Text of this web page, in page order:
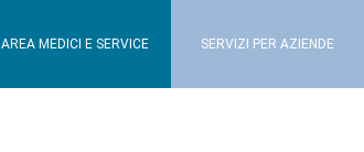
AREA MEDICI E SERVICE SERVIZI PER AZIENDE